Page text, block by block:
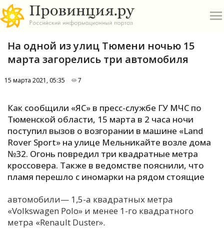
А
Б
О
П
Р
На одной из улиц Тюмени ночью 15
марта загорелись три автомобиля
15 марта 2021, 05:35 7
Как сообщили «ЯС» в пресс-службе ГУ МЧС по
Тюменской области, 15 марта в 2 часа ночи
поступил вызов о возгорании в машине «Land
Rover Sport» на улице Мельникайте возле дома
№32. Огонь повредил три квадратные метра
кроссовера. Также в ведомстве пояснили, что
пламя перешло с иномарки на рядом стоящие
автомобили— 1,5-а квадратных метра
«Volkswagen Polo» и менее 1-го квадратного
метра «Renault Duster».